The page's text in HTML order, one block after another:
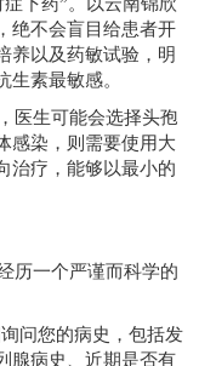
绝不会盲目给患者开
养以及药敏试验，明
素最敏感。
医生可能会选择头孢
感染，则需要使用大
治疗，能够以最小的
历一个严谨而科学的
问您的病史，包括发
腺病史、近期是否有